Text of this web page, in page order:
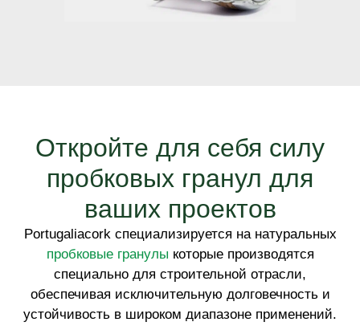
Откройте для себя силу
пробковых гранул для
ваших проектов
Portugaliacork специализируется на натуральных
пробковые гранулы которые производятся
специально для строительной отрасли,
обеспечивая исключительную долговечность и
устойчивость в широком диапазоне применений.